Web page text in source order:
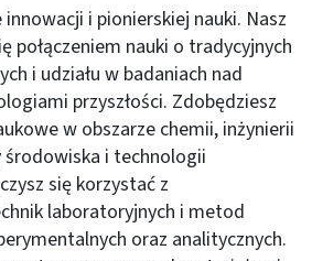
i pionierskiej nauki. Nasz
połączeniem nauki o tradycyjnych
i udziału w badaniach nad
przyszłości. Zdobędziesz
w obszarze chemii, inżynierii
środowiska i technologii
się korzystać z
laboratoryjnych i metod
oraz analitycznych.